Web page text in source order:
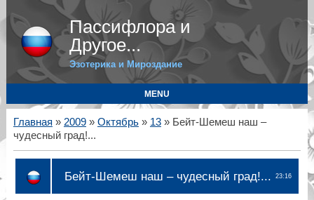
Пассифлора и
Другое...
Эзотерика и Мироздание
MENU
Главная » 2009 » Октябрь » 13» Бейт-Шемеш наш –
чудесный град!...
23:16
Бейт-Шемеш наш – чудесный град!...